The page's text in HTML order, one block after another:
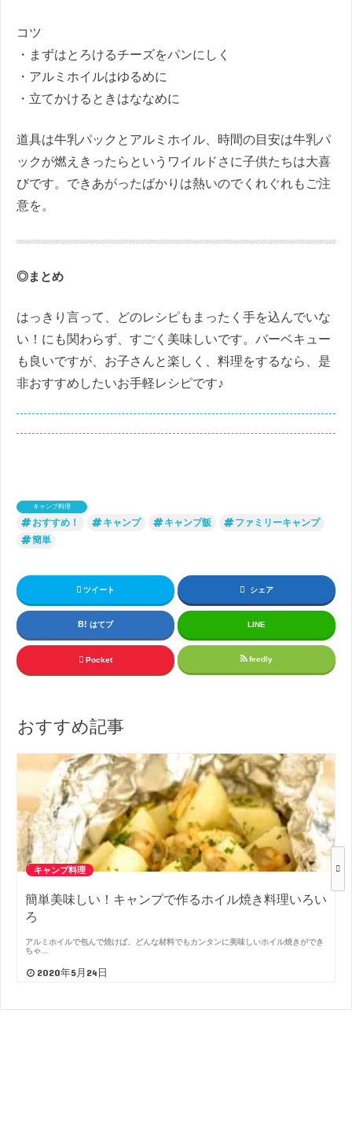
コツ
・まずはとろけるチーズをパンにしく
・アルミホイルはゆるめに
・立てかけるときはななめに
道具は牛乳パックとアルミホイル、時間の目安は牛乳パ
ックが燃えきったらというワイルドさに子供たちは大喜
びです。できあがったばかりは熱いのでくれぐれもご注
意を。
◎まとめ
はっきり言って、どのレシピもまったく手を込んでいな
い！にも関わらず、すごく美味しいです。バーベキュー
も良いですが、お子さんと楽しく、料理をするなら、是
非おすすめしたいお手軽レシピです♪
キャンプ料理
おすすめ！ キャンプ キャンプ飯
ファミリーキャンプ
簡単
ツイート シェア
はてブ LINE
Pocket feedly
おすすめ記事
キャンプ料理
簡単美味しい！キャンプで作るホイル焼き料理いろい
ろ
アルミホイルで包んで焼けば、どんな材料でもカンタンに美味しいホイル焼きができ
ちゃ…
2020年5月24日